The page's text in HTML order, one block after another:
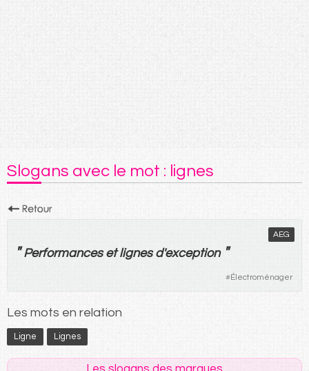
Slogans avec le mot : lignes
AEG
" Performances et lignesd'exception "
#Électroménager
Les mots en relation
Ligne Lignes